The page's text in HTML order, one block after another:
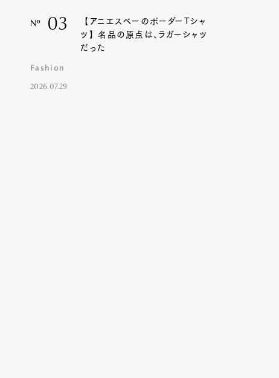
Nº 03
【アニエスベーのボーダーTシャ
ツ】名品の原点は、ラガーシャツ
だった
Fashion
2026.07.29